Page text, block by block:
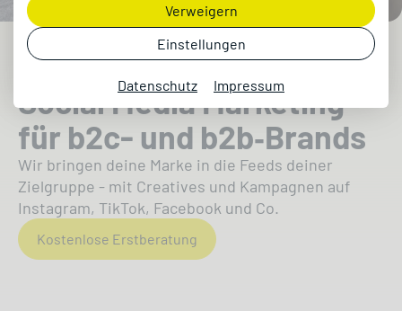
Verweigern
Einstellungen
Datenschutz Impressum
Social Media Marketing
für b2c- und b2b‑Brands
Wir bringen deine Marke in die Feeds deiner
Zielgruppe - mit Creatives und Kampagnen auf
Instagram, TikTok, Facebook und Co.
Kostenlose Erstberatung